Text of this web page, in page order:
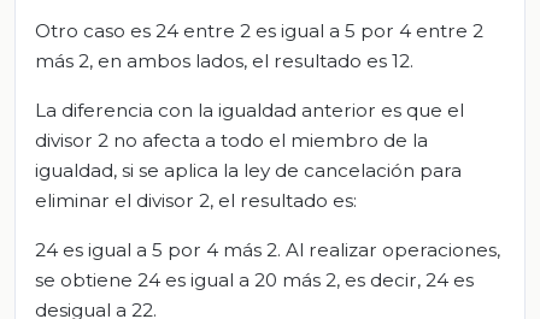
Otro caso es 24 entre 2 es igual a 5 por 4 entre 2
más 2, en ambos lados, el resultado es 12.
La diferencia con la igualdad anterior es que el
divisor 2 no afecta a todo el miembro de la
igualdad, si se aplica la ley de cancelación para
eliminar el divisor 2, el resultado es:
24 es igual a 5 por 4 más 2. Al realizar operaciones,
se obtiene 24 es igual a 20 más 2, es decir, 24 es
desigual a 22.